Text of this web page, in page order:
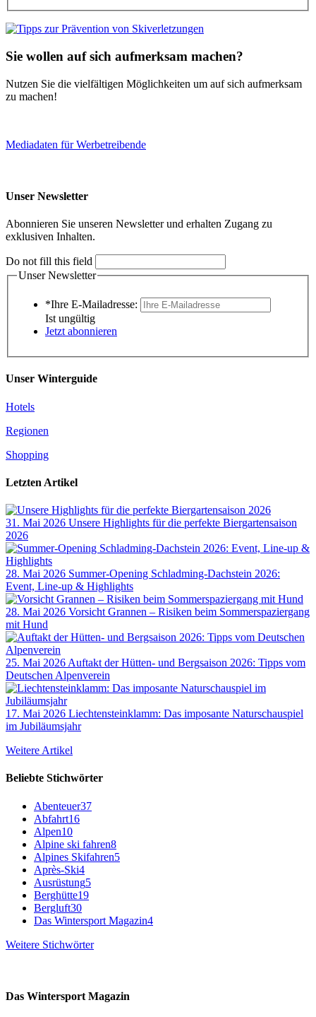
Sie wollen auf sich aufmerksam machen?
Nutzen Sie die vielfältigen Möglichkeiten um auf sich aufmerksam
zu machen!
Mediadaten für Werbetreibende
Unser Newsletter
Abonnieren Sie unseren Newsletter und erhalten Zugang zu
exklusiven Inhalten.
Do not fill this field
Unser Newsletter
*Ihre E-Mailadresse:
Ist ungültig
Jetzt abonnieren
Unser Winterguide
Hotels
Regionen
Shopping
Letzten Artikel
31. Mai 2026 Unsere Highlights für die perfekte Biergartensaison
2026
28. Mai 2026 Summer-Opening Schladming-Dachstein 2026:
Event, Line-up & Highlights
28. Mai 2026 Vorsicht Grannen – Risiken beim Sommerspaziergang
mit Hund
25. Mai 2026 Auftakt der Hütten- und Bergsaison 2026: Tipps vom
Deutschen Alpenverein
17. Mai 2026 Liechtensteinklamm: Das imposante Naturschauspiel
im Jubiläumsjahr
Weitere Artikel
Beliebte Stichwörter
Abenteuer37
Abfahrt16
Alpen10
Alpine ski fahren8
Alpines Skifahren5
Après-Ski4
Ausrüstung5
Berghütte19
Bergluft30
Das Wintersport Magazin4
Weitere Stichwörter
Das Wintersport Magazin